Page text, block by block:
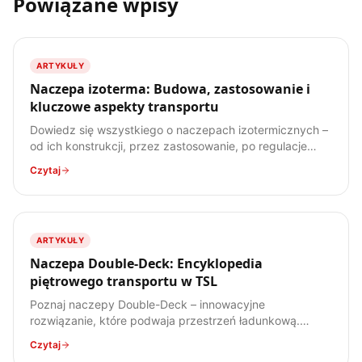
ARTYKUŁY
Naczepa izoterma: Budowa, zastosowanie i
kluczowe aspekty transportu
Dowiedz się wszystkiego o naczepach izotermicznych –
od ich konstrukcji, przez zastosowanie, po regulacje
wrażliwych na temperaturę.
Czytaj
ARTYKUŁY
Naczepa Double-Deck: Encyklopedia
piętrowego transportu w TSL
Poznaj naczepy Double-Deck – innowacyjne
rozwiązanie, które podwaja przestrzeń ładunkową.
do jakich ładunków są najlepiej przystosowane.
Czytaj